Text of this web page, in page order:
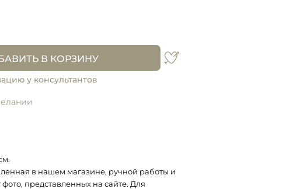
В КОРЗИНУ
у консультантов
в нашем магазине, ручной работы и
фото, представленных на сайте. Для